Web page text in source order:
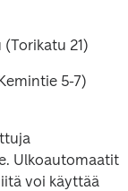
(Torikatu 21)
5-7)
Ulkoautomaatit
voi käyttää